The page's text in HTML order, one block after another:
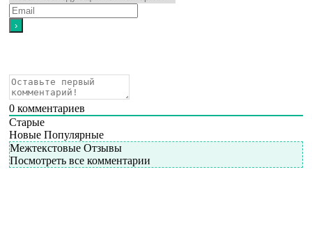
0 комментариев
Старые
Новые Популярные
Межтекстовые Отзывы
Посмотреть все комментарии